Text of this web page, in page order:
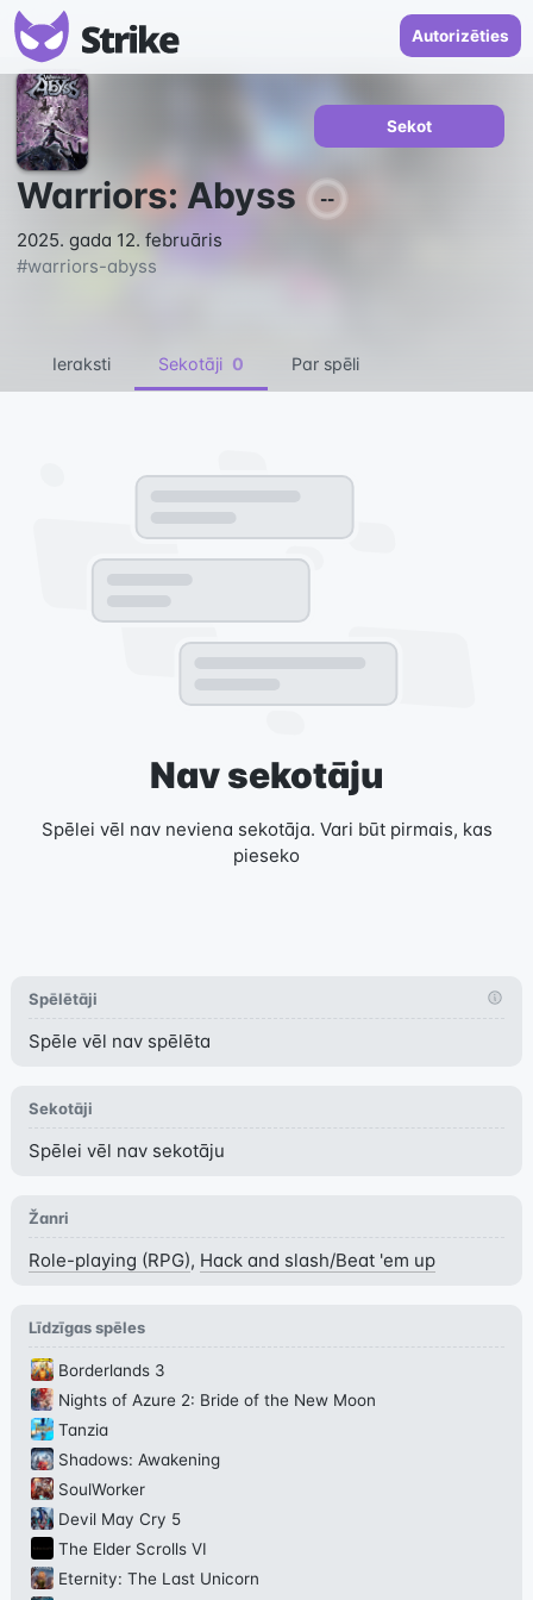
Autorizēties
Warriors: Abyss --
2025. gada 12. februāris
#warriors-abyss
Sekot
Ieraksti Sekotāji 0 Par spēli
Nav sekotāju
Spēlei vēl nav neviena sekotāja. Vari būt pirmais, kas
pieseko
Spēlētāji
Spēle vēl nav spēlēta
Sekotāji
Spēlei vēl nav sekotāju
Žanri
Role-playing (RPG), Hack and slash/Beat 'em up
Līdzīgas spēles
Borderlands 3
Nights of Azure 2: Bride of the New Moon
Tanzia
Shadows: Awakening
SoulWorker
Devil May Cry 5
The Elder Scrolls VI
Eternity: The Last Unicorn